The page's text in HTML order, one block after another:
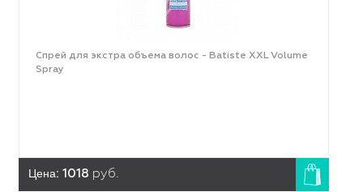
Спрей для экстра объема волос - Batiste XXL Volume
Spray
Цена: 1018 руб.